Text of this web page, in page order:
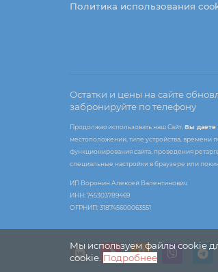
Мы используем файлы cookie
cookie. Подробнее
Политика использования
Остатки и цены на сайте
забронируйте по телефону
Продолжая использовать наш Сайт,Вы даете
местоположении, типе устройства, времени
функционирования сайта, проведения
специальные настройки в браузере или
ИП Воронин Алексей Валентинович
ИНН: 745303789469
ОГРНИП: 318745600063551